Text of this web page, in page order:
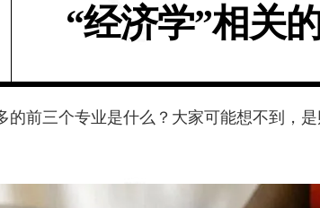
“经济学”相关
的前三个专业是什么？大家可能想不到，